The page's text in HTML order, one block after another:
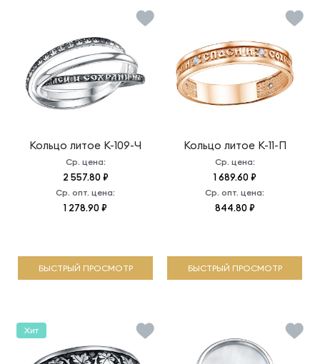
Кольцо литое К-109-Ч
Ср. цена:
2 557.80 ₽
Ср. опт. цена:
1 278.90 ₽
БЫСТРЫЙ ПРОСМОТР
Кольцо литое К-11-П
Ср. цена:
1 689.60 ₽
Ср. опт. цена:
844.80 ₽
БЫСТРЫЙ ПРОСМОТР
Хит